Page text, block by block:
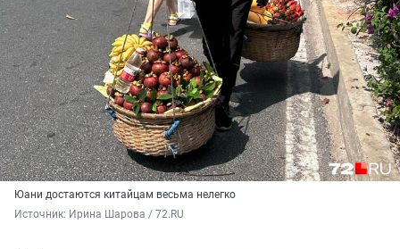
Юани достаются китайцам весьма нелегко
Источник: Ирина Шарова / 72.RU